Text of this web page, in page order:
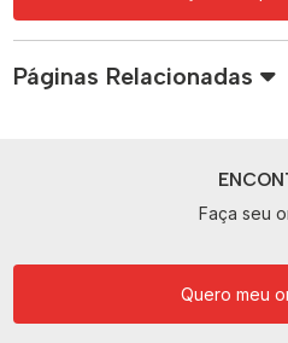
Páginas Relacionadas
Faça seu
Quero meu